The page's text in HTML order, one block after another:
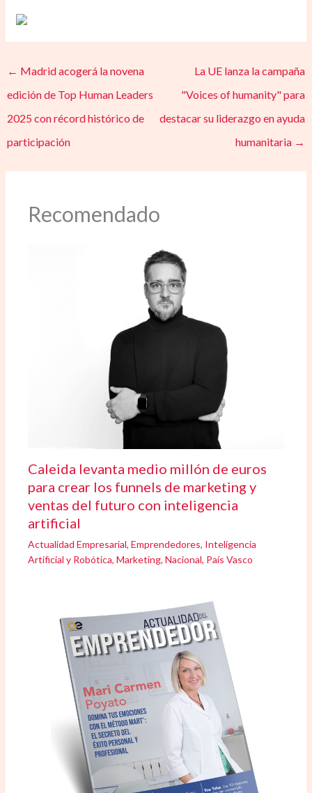
← Madrid acogerá la novena
edición de Top Human Leaders
2025 con récord histórico de
participación
La UE lanza la campaña
"Voices of humanity" para
destacar su liderazgo en ayuda
humanitaria →
Recomendado
Caleida levanta medio millón de euros
para crear los funnels de marketing y
ventas del futuro con inteligencia
artificial
Actualidad Empresarial,Emprendedores, Inteligencia
Artificial y Robótica,Marketing,Nacional, País Vasco